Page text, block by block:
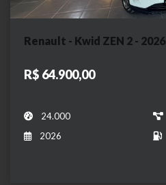
Renault - Kwid ZEN 2 - 2026
R$ 64.900,00
24.000
2026